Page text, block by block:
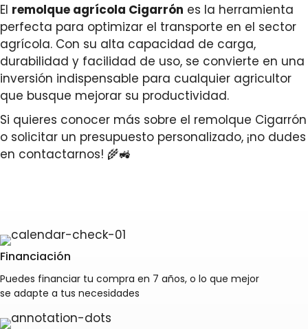
El remolque agrícola Cigarrón es la herramienta
perfecta para optimizar el transporte en el sector
agrícola. Con su alta capacidad de carga,
durabilidad y facilidad de uso, se convierte en una
inversión indispensable para cualquier agricultor
que busque mejorar su productividad.
Si quieres conocer más sobre el remolque Cigarrón
o solicitar un presupuesto personalizado, ¡no dudes
en contactarnos! 🌾🚜
Financiación
Puedes financiar tu compra en 7 años, o lo que mejor
se adapte a tus necesidades